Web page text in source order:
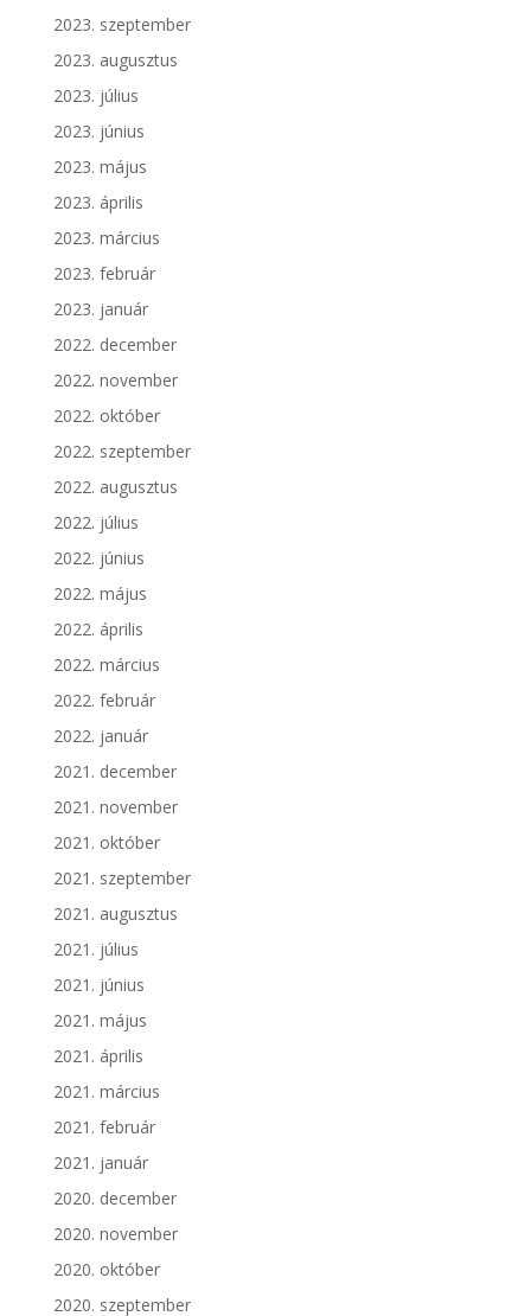
2023. szeptember
2023. augusztus
2023. július
2023. június
2023. május
2023. április
2023. március
2023. február
2023. január
2022. december
2022. november
2022. október
2022. szeptember
2022. augusztus
2022. július
2022. június
2022. május
2022. április
2022. március
2022. február
2022. január
2021. december
2021. november
2021. október
2021. szeptember
2021. augusztus
2021. július
2021. június
2021. május
2021. április
2021. március
2021. február
2021. január
2020. december
2020. november
2020. október
2020. szeptember